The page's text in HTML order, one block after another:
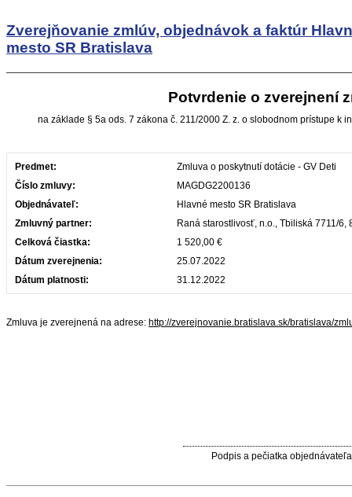
Zverejňovanie zmlúv, objednávok a faktúr
mesto SR Bratislava
Potvrdenie o zverejnení
na základe § 5a ods. 7 zákona č. 211/2000 Z. z. o slobodnom prístupe k
Predmet:
Zmluva o poskytnutí dotácie - GV Deti
Číslo zmluvy:
MAGDG2200136
Objednávateľ:
Hlavné mesto SR Bratislava
Zmluvný partner:
Raná starostlivosť, n.o., Tbiliská 7711/6,
Celková čiastka:
1 520,00 €
Dátum zverejnenia:
25.07.2022
Dátum platnosti:
31.12.2022
Zmluva je zverejnená na adrese: http://zverejnovanie.bratislava.sk/bratislava/
Podpis a pečiatka objednávateľa